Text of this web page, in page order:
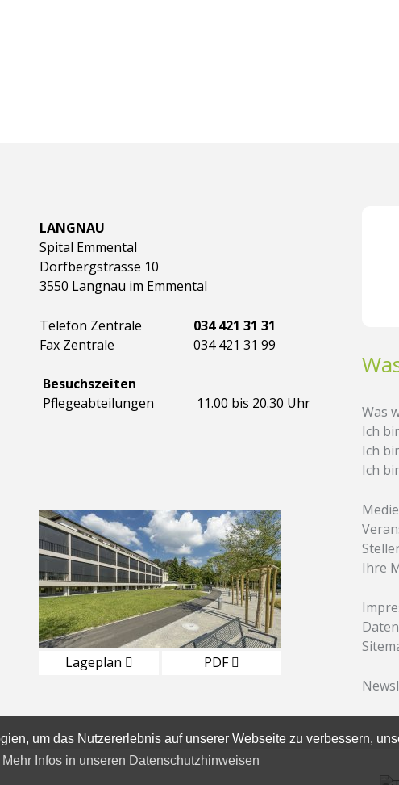
um das Nutzererlebnis auf unserer Webseite zu verbessern,
Mehr Infos in unseren Datenschutzhinweisen
LANGNAU
Spital Emmental
Dorfbergstrasse 10
3550 Langnau im Emmental
Telefon Zentrale
034 421 31 31
Fax Zentrale
034 421 31 99
Besuchszeiten
Pflegeabteilungen
11.00 bis 20.30 Uhr
Lageplan PDF
Was
Ich
Ich
Ich
Ihre